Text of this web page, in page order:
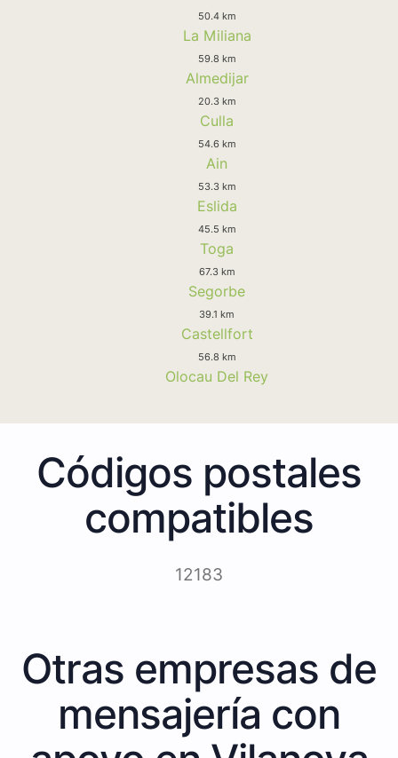
50.4 km
La Miliana
59.8 km
Almedijar
20.3 km
Culla
54.6 km
Ain
53.3 km
Eslida
45.5 km
Toga
67.3 km
Segorbe
39.1 km
Castellfort
56.8 km
Olocau Del Rey
Códigos postales
compatibles
12183
Otras empresas de
mensajería con